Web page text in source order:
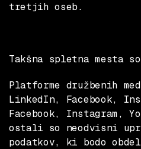
tretjih oseb.
Takšna spletna mesta
Platforme družbenih
LinkedIn, Facebook,
Facebook, Instagram,
ostali so neodvisni
podatkov, ki bodo